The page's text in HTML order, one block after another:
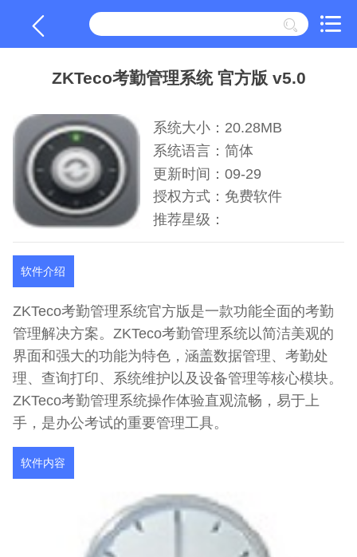
ZKTeco考勤管理系统 官方版 v5.0
系统大小：20.28MB
系统语言：简体
更新时间：09-29
授权方式：免费软件
推荐星级：
软件介绍
ZKTeco考勤管理系统官方版是一款功能全面的考勤
管理解决方案。ZKTeco考勤管理系统以简洁美观的
界面和强大的功能为特色，涵盖数据管理、考勤处
理、查询打印、系统维护以及设备管理等核心模块。
ZKTeco考勤管理系统操作体验直观流畅，易于上
手，是办公考试的重要管理工具。
软件内容